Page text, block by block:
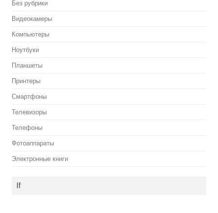
Без рубрики
Видеокамеры
Компьютеры
Ноутбуки
Планшеты
Принтеры
Смартфоны
Телевизоры
Телефоны
Фотоаппараты
Электронные книги
lf